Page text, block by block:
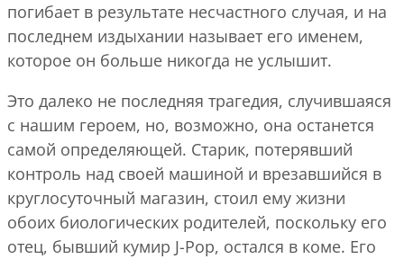
погибает в результате несчастного случая, и на
последнем издыхании называет его именем,
которое он больше никогда не услышит.
Это далеко не последняя трагедия, случившаяся
с нашим героем, но, возможно, она останется
самой определяющей. Старик, потерявший
контроль над своей машиной и врезавшийся в
круглосуточный магазин, стоил ему жизни
обоих биологических родителей, поскольку его
отец, бывший кумир J-Pop, остался в коме. Его